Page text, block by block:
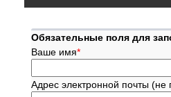
Обязательные поля для
Ваше имя*
Адрес электронной почты (не